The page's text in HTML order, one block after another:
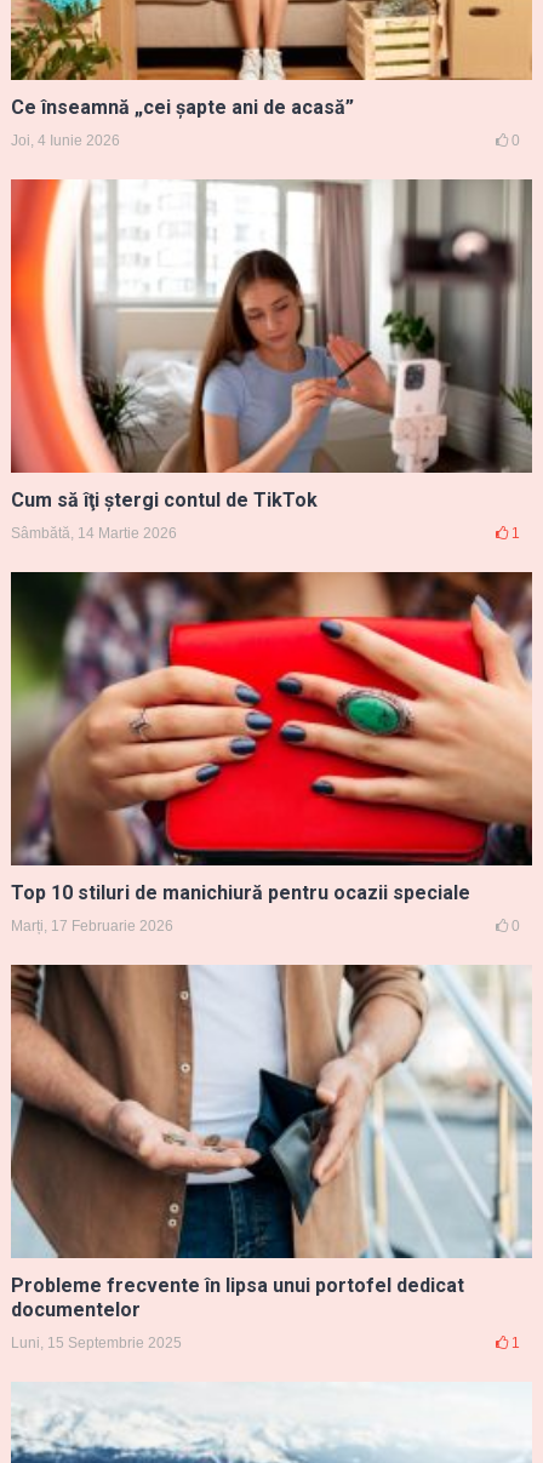
Ce înseamnă „cei șapte ani de acasă”
Joi, 4 Iunie 2026 0
Cum să îţi ştergi contul de TikTok
Sâmbătă, 14 Martie 2026 1
Top 10 stiluri de manichiură pentru ocazii speciale
Marți, 17 Februarie 2026 0
Probleme frecvente în lipsa unui portofel dedicat
documentelor
Luni, 15 Septembrie 2025 1